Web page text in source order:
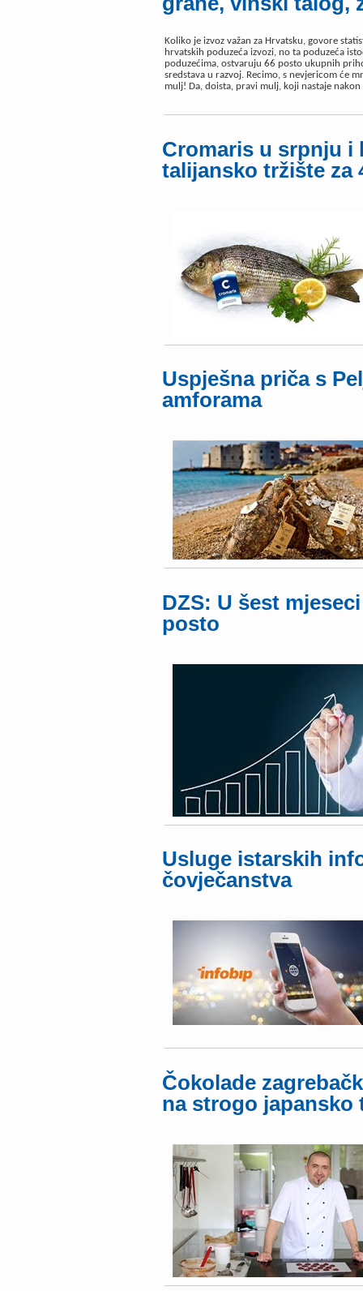
Koliko je izvoz važan za Hrvatsku, govore
hrvatskih poduzeća izvozi, no ta poduzeća
poduzećima, ostvaruju 66 posto ukupnih
sredstava u razvoj. Recimo, s nevjericom će
mulj! Da, doista, pravi mulj, koji nastaje
Cromaris u srpnju i
talijansko tržište za
Uspješna priča s
amforama
DZS: U šest
posto
Usluge istarskih
čovječanstva
Čokolade
na strogo japansko